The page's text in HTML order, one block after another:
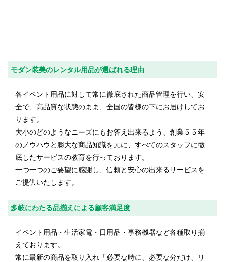
モダン装美のレンタル用品が選ばれる理由
各イベント用品に対して常に徹底された商品管理を行い、安
全で、高品質な状態のまま、全国の皆様の下にお届けしてお
ります。
大小のどのようなニーズにもお答え出来るよう、創業５５年
のノウハウと膨大な商品知識を元に、すべてのスタッフに徹
底したサービスの教育を行っております。
一つ一つのご要望に感謝し、信頼と安心の出来るサービスを
ご提供いたします。
多岐にわたる品揃えによる顧客満足度
イベント用品・生活家電・日用品・事務機器など各種取り揃
えております。
常に最新の商品を取り入れ「必要な時に、必要な分だけ、リ